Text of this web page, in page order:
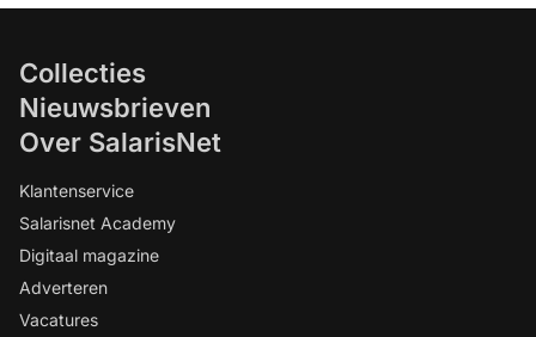
Collecties
Nieuwsbrieven
Over SalarisNet
Klantenservice
Salarisnet Academy
Digitaal magazine
Adverteren
Vacatures